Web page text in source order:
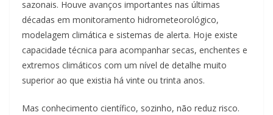
sazonais. Houve avanços importantes nas últimas
décadas em monitoramento hidrometeorológico,
modelagem climática e sistemas de alerta. Hoje existe
capacidade técnica para acompanhar secas, enchentes e
extremos climáticos com um nível de detalhe muito
superior ao que existia há vinte ou trinta anos.
Mas conhecimento científico, sozinho, não reduz risco.